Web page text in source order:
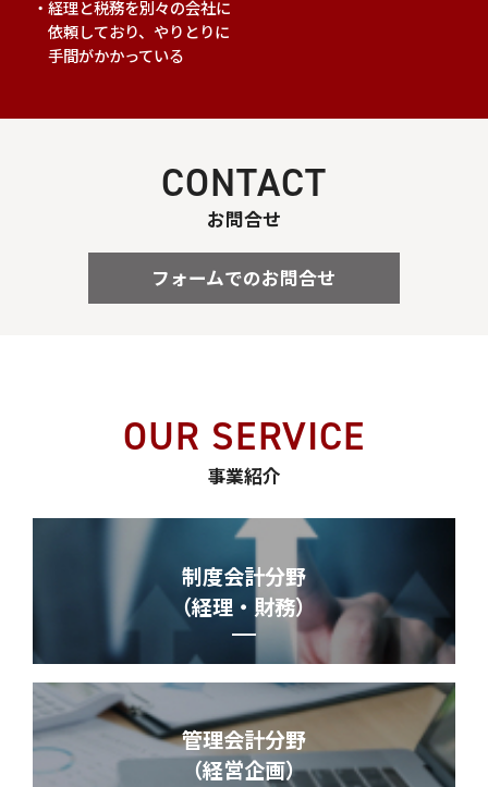
経理と税務を別々の会社に
依頼しており、やりとりに
手間がかかっている
CONTACT
お問合せ
フォームでのお問合せ
OUR SERVICE
事業紹介
制度会計分野
（経理・財務）
管理会計分野
（経営企画）